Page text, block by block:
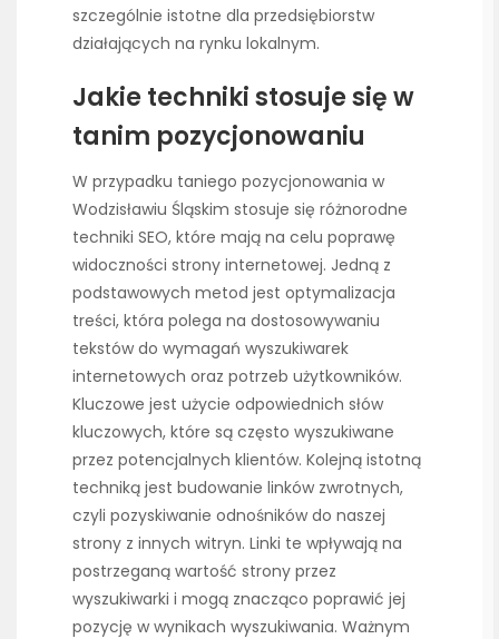
szczególnie istotne dla przedsiębiorstw
działających na rynku lokalnym.
Jakie techniki stosuje się w
tanim pozycjonowaniu
W przypadku taniego pozycjonowania w
Wodzisławiu Śląskim stosuje się różnorodne
techniki SEO, które mają na celu poprawę
widoczności strony internetowej. Jedną z
podstawowych metod jest optymalizacja
treści, która polega na dostosowywaniu
tekstów do wymagań wyszukiwarek
internetowych oraz potrzeb użytkowników.
Kluczowe jest użycie odpowiednich słów
kluczowych, które są często wyszukiwane
przez potencjalnych klientów. Kolejną istotną
techniką jest budowanie linków zwrotnych,
czyli pozyskiwanie odnośników do naszej
strony z innych witryn. Linki te wpływają na
postrzeganą wartość strony przez
wyszukiwarki i mogą znacząco poprawić jej
pozycję w wynikach wyszukiwania. Ważnym